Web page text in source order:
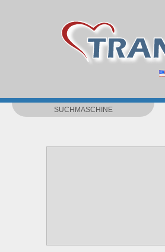
SUCHMASCHINE